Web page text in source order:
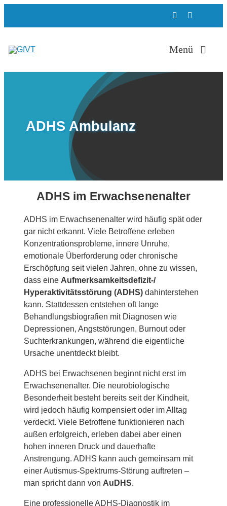
Menü
Ausbildung
Infos
ADHS Ambulanz
ADHS im Erwachsenenalter
ADHS im Erwachsenenalter wird häufig spät oder
gar nicht erkannt. Viele Betroffene erleben
Konzentrations­probleme, innere Unruhe,
emotionale Überforderung oder chronische
Erschöpfung seit vielen Jahren, ohne zu wissen,
dass eine Aufmerksamkeits­defizit-/
Hyperaktivitäts­störung (ADHS)dahinterstehen
kann. Stattdessen entstehen oft lange
Behandlungs­biografien mit Diagnosen wie
Depressionen, Angststörungen, Burnout oder
Suchterkrankungen, während die eigentliche
Ursache unentdeckt bleibt.
ADHS bei Erwachsenen beginnt nicht erst im
Erwachsenenalter. Die neuro­biologische
Besonderheit besteht bereits seit der Kindheit,
wird jedoch häufig kompensiert oder im Alltag
verdeckt. Viele Betroffene funktionieren nach
außen erfolgreich, erleben dabei aber einen
hohen inneren Druck und dauerhafte
Anstrengung. ADHS kann auch gemeinsam mit
einer Autismus-Spektrums-Störung auftreten –
man spricht dann von AuDHS.
Eine professionelle ADHS-Diagnostik im